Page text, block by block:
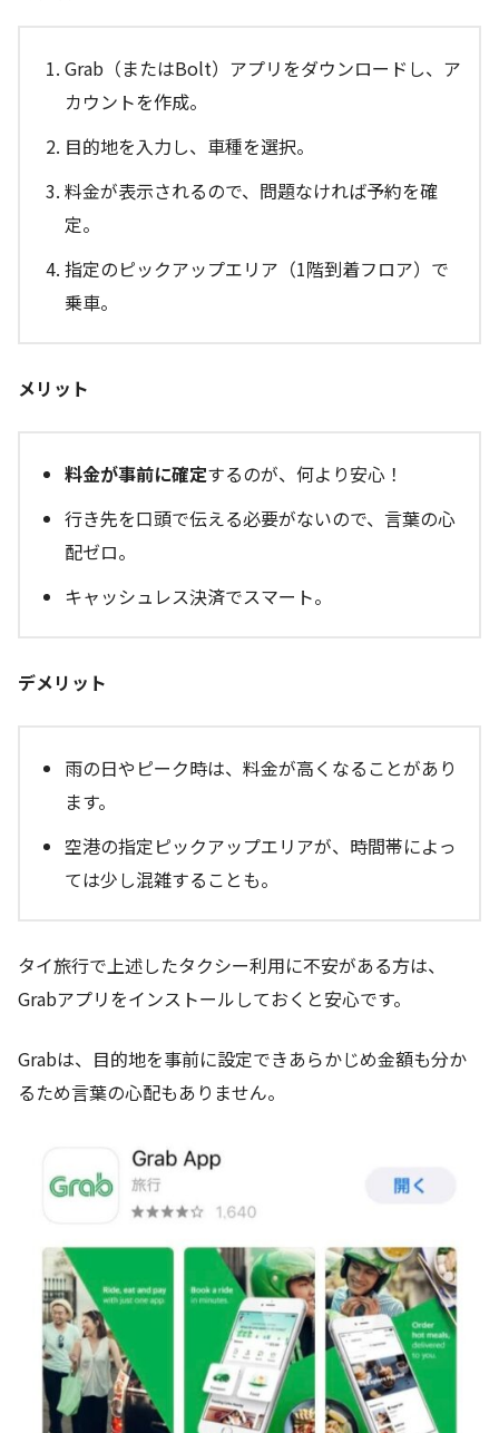
Grab（またはBolt）アプリをダウンロードし、ア
カウントを作成。
目的地を入力し、車種を選択。
料金が表示されるので、問題なければ予約を確
定。
指定のピックアップエリア（1階到着フロア）で
乗車。
メリット
料金が事前に確定するのが、何より安心！
行き先を口頭で伝える必要がないので、言葉の心
配ゼロ。
キャッシュレス決済でスマート。
デメリット
雨の日やピーク時は、料金が高くなることがあり
ます。
空港の指定ピックアップエリアが、時間帯によっ
ては少し混雑することも。
タイ旅行で上述したタクシー利用に不安がある方は、
Grabアプリをインストールしておくと安心です。
Grabは、目的地を事前に設定できあらかじめ金額も分か
るため言葉の心配もありません。